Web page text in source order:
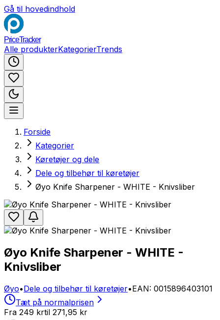
Gå til hovedindhold
PriceTracker
Alle produkterKategorierTrends
Forside
Kategorier
Køretøjer og dele
Dele og tilbehør til køretøjer
Øyo Knife Sharpener - WHITE - Knivsliber
Øyo Knife Sharpener - WHITE -
Knivsliber
Øyo•Dele og tilbehør til køretøjer•EAN: 0015896403101
Tæt på normalprisen
Fra 249 krtil 271,95 kr